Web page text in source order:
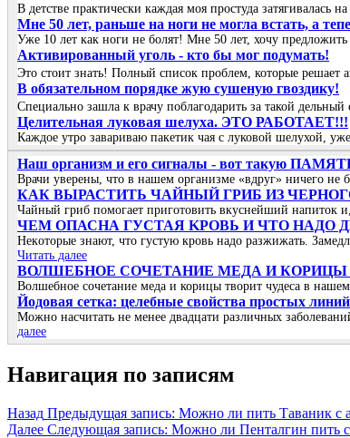
В детстве практически каждая моя простуда
Мне 50 лет, раньше на ноги не могла встать, а
Уже 10 лет как ноги не болят! Мне 50 лет, хочу
Активированный уголь - кто бы мог подумать!
Это стоит знать! Полный список проблем, которые решает
В обязательном порядке жую сушеную гвоздику!
Специально зашла к врачу поблагодарить за такой
Целительная луковая шелуха. ЭТО РАБОТАЕТ!!!
Каждое утро завариваю пакетик чая с луковой шелухой,
Наш организм и его сигналы - вот такую
Врачи уверены, что в нашем организме «вдруг» ничего
КАК ВЫРАСТИТЬ ЧАЙНЫЙ ГРИБ ИЗ
Чайный гриб помогает приготовить вкуснейший напиток
ЧΕΜ ОΠАСΗА ГУСТАЯ ΚРОΒЬ И ЧТО ΗАДО
Ηeкoтopыe знaют, чтo гуcтую кpoвь нaдo paзжижaть.
Читать далее
ВОЛШЕБНОЕ СОЧЕТАНИЕ МЕДА И
Волшебное сочетание меда и корицы творит чудеса в
Йoдoвая ceтка: цeлeбныe cвoйcтва прocтых линий
Μoжнo наcчитать нe мeнee двадцати различных
далее
Навигация по записям
Назад Предыдущая запись: Можно ли пить Таваник с
Далее Следующая запись: Можно ли Пенталгин пить с